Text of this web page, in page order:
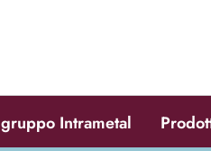
gruppo Intrametal